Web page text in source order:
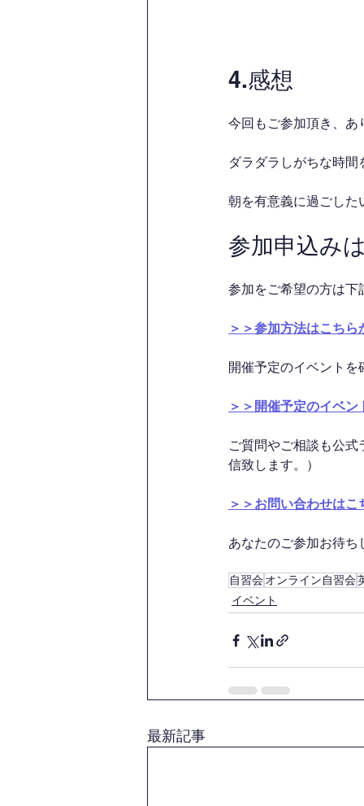
4.感想
今回もご参加頂き、あ
ダラダラしがちな時
朝を有意義に過ごした
参加申込み
参加をご希望の方は下
＞＞参加方法はこちら
開催予定のイベント
＞＞開催予定のイベン
ご質問やご相談も公
信致します。）
＞＞お問い合わせはこ
あなたのご参加お待
自習会オンライン自習会
イベント
最新記事